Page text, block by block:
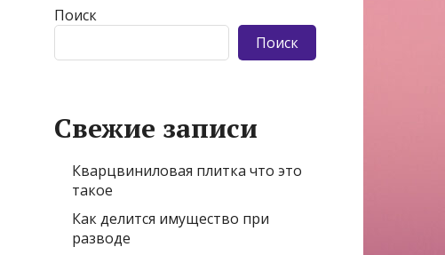
Поиск
Поиск
Свежие записи
Кварцвиниловая плитка что это
такое
Как делится имущество при
разводе